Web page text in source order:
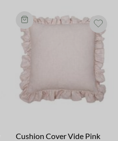
Cushion Cover Vide Pink